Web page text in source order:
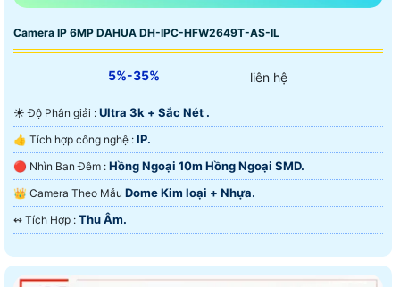
Camera IP 6MP DAHUA DH-IPC-HFW2649T-AS-IL
5%-35% liên hệ
☀️ Độ Phân giải : Ultra 3k + Sắc Nét .
👍 Tích hợp công nghệ : IP.
🔴 Nhìn Ban Đêm : Hồng Ngoại 10m Hồng Ngoại SMD.
👑 Camera Theo Mẫu Dome Kim loại + Nhựa.
️↭ Tích Hợp : Thu Âm.